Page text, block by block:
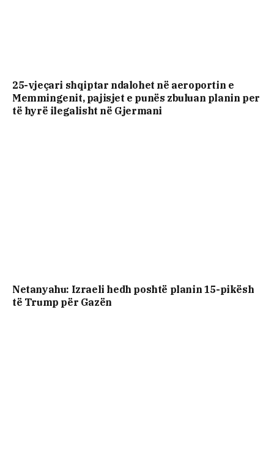
25-vjeçari shqiptar ndalohet në aeroportin e
Memmingenit, pajisjet e punës zbuluan planin per
të hyrë ilegalisht në Gjermani
Netanyahu: Izraeli hedh poshtë planin 15-pikësh
të Trump për Gazën